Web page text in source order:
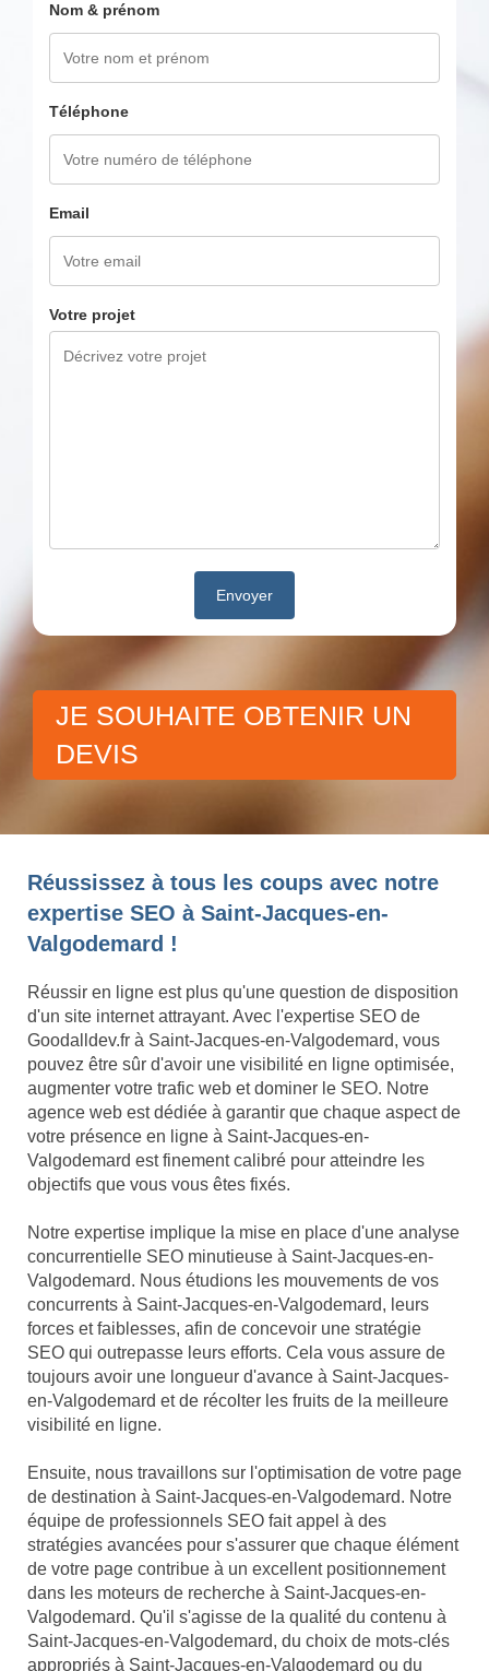
Nom & prénom
Téléphone
Email
Votre projet
JE SOUHAITE OBTENIR UN
DEVIS
Réussissez à tous les coups avec notre
expertise SEO à Saint-Jacques-en-
Valgodemard !
Réussir en ligne est plus qu'une question de disposition
d'un site internet attrayant. Avec l'expertise SEO de
Goodalldev.fr à Saint-Jacques-en-Valgodemard, vous
pouvez être sûr d'avoir une visibilité en ligne optimisée,
augmenter votre trafic web et dominer le SEO. Notre
agence web est dédiée à garantir que chaque aspect de
votre présence en ligne à Saint-Jacques-en-
Valgodemard est finement calibré pour atteindre les
objectifs que vous vous êtes fixés.
Notre expertise implique la mise en place d'une analyse
concurrentielle SEO minutieuse à Saint-Jacques-en-
Valgodemard. Nous étudions les mouvements de vos
concurrents à Saint-Jacques-en-Valgodemard, leurs
forces et faiblesses, afin de concevoir une stratégie
SEO qui outrepasse leurs efforts. Cela vous assure de
toujours avoir une longueur d'avance à Saint-Jacques-
en-Valgodemard et de récolter les fruits de la meilleure
visibilité en ligne.
Ensuite, nous travaillons sur l'optimisation de votre page
de destination à Saint-Jacques-en-Valgodemard. Notre
équipe de professionnels SEO fait appel à des
stratégies avancées pour s'assurer que chaque élément
de votre page contribue à un excellent positionnement
dans les moteurs de recherche à Saint-Jacques-en-
Valgodemard. Qu'il s'agisse de la qualité du contenu à
Saint-Jacques-en-Valgodemard, du choix de mots-clés
appropriés à Saint-Jacques-en-Valgodemard ou du